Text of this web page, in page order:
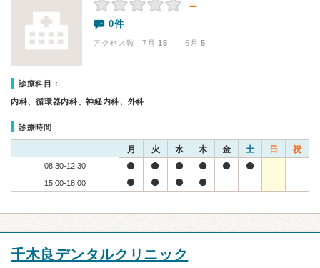
－
0件
アクセス数 7月:15 | 6月:5
診療科目：
内科、循環器内科、神経内科、外科
診療時間
月 火 水 木 金 土 日 祝
08:30-12:30
15:00-18:00
千木良デンタルクリニック